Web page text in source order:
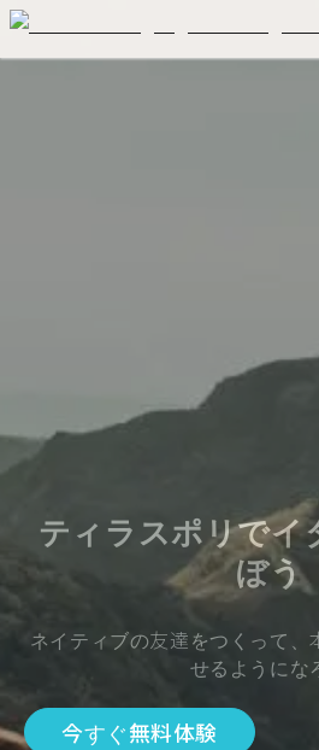
ティラスポリでイ
ぼう
ネイティブの友達をつくって
せるようにな
今すぐ無料体験